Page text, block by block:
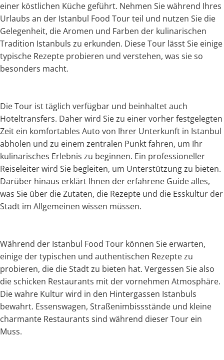
einer köstlichen Küche geführt. Nehmen Sie während Ihres
Urlaubs an der Istanbul Food Tour teil und nutzen Sie die
Gelegenheit, die Aromen und Farben der kulinarischen
Tradition Istanbuls zu erkunden. Diese Tour lässt Sie einige
typische Rezepte probieren und verstehen, was sie so
besonders macht.
Die Tour ist täglich verfügbar und beinhaltet auch
Hoteltransfers. Daher wird Sie zu einer vorher festgelegten
Zeit ein komfortables Auto von Ihrer Unterkunft in Istanbul
abholen und zu einem zentralen Punkt fahren, um Ihr
kulinarisches Erlebnis zu beginnen. Ein professioneller
Reiseleiter wird Sie begleiten, um Unterstützung zu bieten.
Darüber hinaus erklärt Ihnen der erfahrene Guide alles,
was Sie über die Zutaten, die Rezepte und die Esskultur der
Stadt im Allgemeinen wissen müssen.
Während der Istanbul Food Tour können Sie erwarten,
einige der typischen und authentischen Rezepte zu
probieren, die die Stadt zu bieten hat. Vergessen Sie also
die schicken Restaurants mit der vornehmen Atmosphäre.
Die wahre Kultur wird in den Hintergassen Istanbuls
bewahrt. Essenswagen, Straßenimbissstände und kleine
charmante Restaurants sind während dieser Tour ein
Muss.